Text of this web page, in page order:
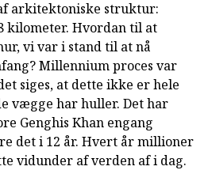
arkitektoniske struktur:
kilometer. Hvordan til at
vi var i stand til at nå
Millennium proces var
siges, at dette ikke er hele
vægge har huller. Det har
Genghis Khan engang
det i 12 år. Hvert år millioner
vidunder af verden af i dag.